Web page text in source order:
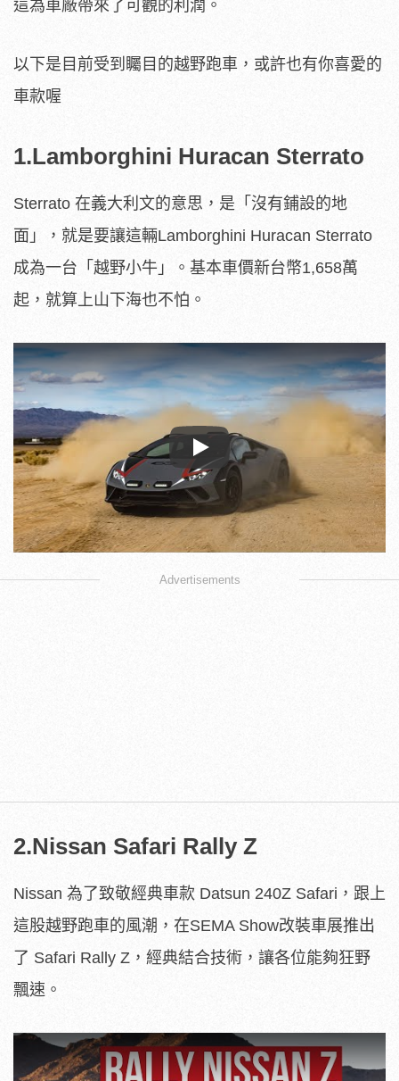
這為車廠帶來了可觀的利潤。
以下是目前受到矚目的越野跑車，或許也有你喜愛的
車款喔
1.Lamborghini Huracan Sterrato
Sterrato 在義大利文的意思，是「沒有鋪設的地
面」，就是要讓這輛Lamborghini Huracan Sterrato
成為一台「越野小牛」。基本車價新台幣1,658萬
起，就算上山下海也不怕。
Play
Advertisements
2.Nissan Safari Rally Z
Nissan 為了致敬經典車款 Datsun 240Z Safari，跟上
這股越野跑車的風潮，在SEMA Show改裝車展推出
了 Safari Rally Z，經典結合技術，讓各位能夠狂野
飄速。